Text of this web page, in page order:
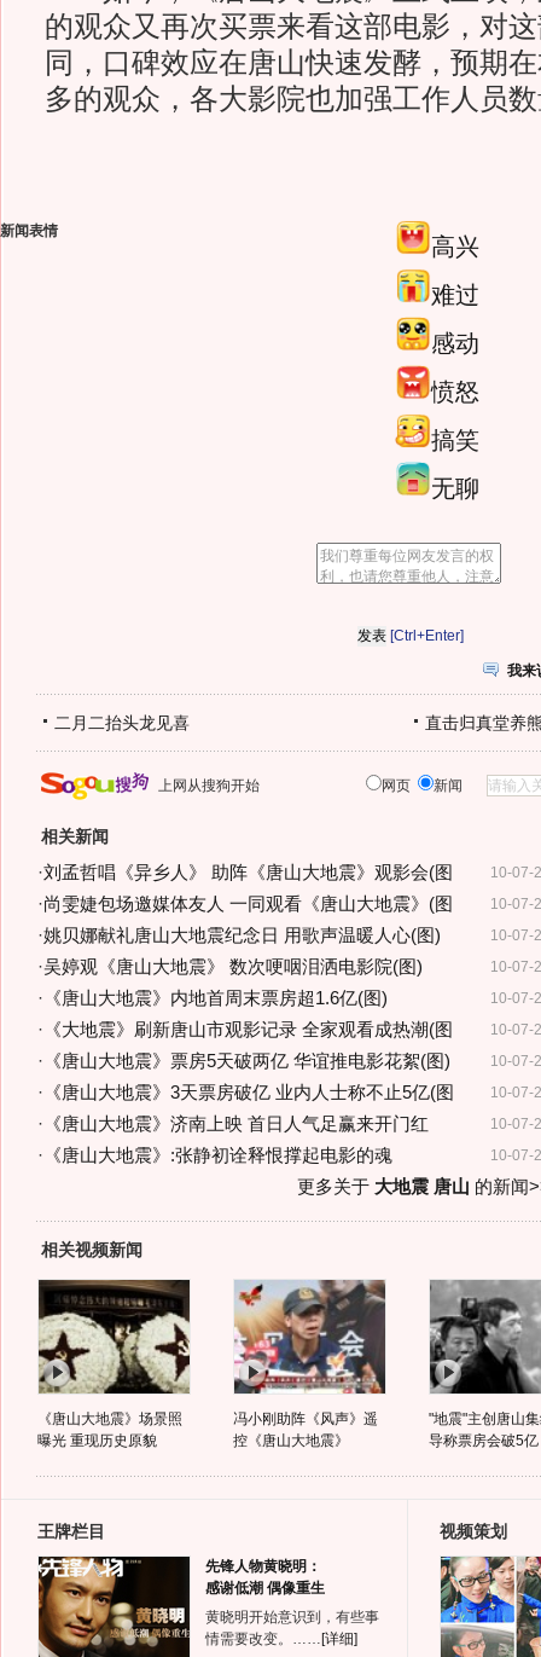
的观众又再次买票来看这部电影，对
同，口碑效应在唐山快速发酵，预期
多的观众，各大影院也加强工作人员
新闻表情
高兴
难过
感动
愤怒
搞笑
无聊
[Ctrl+Enter]
我来
二月二抬头龙见喜 直击归真堂养
上网从搜狗开始 网页 新闻
相关新闻
10-07-
·刘孟哲唱《异乡人》 助阵《唐山大地震》观影会(图
10-07-
·尚雯婕包场邀媒体友人 一同观看《唐山大地震》(图
10-07-
·姚贝娜献礼唐山大地震纪念日 用歌声温暖人心(图)
10-07-
·吴婷观《唐山大地震》 数次哽咽泪洒电影院(图)
10-07-
· 《唐山大地震》内地首周末票房超1.6亿(图)
10-07-
· 《大地震》刷新唐山市观影记录 全家观看成热潮(图
10-07-
· 《唐山大地震》票房5天破两亿 华谊推电影花絮(图)
10-07-
· 《唐山大地震》3天票房破亿 业内人士称不止5亿(图
10-07-
· 《唐山大地震》济南上映 首日人气足赢来开门红
10-07-
· 《唐山大地震》:张静初诠释恨撑起电影的魂
更多关于 大地震 唐山 的新闻
相关视频新闻
《唐山大地震》场景照
曝光 重现历史原貌
冯小刚助阵《风声》遥
控《唐山大地震》
"地震"主创唐山
导称票房会破5亿
王牌栏目
先锋人物黄晓明：
感谢低潮 偶像重生
黄晓明开始意识到，有些事
情需要改变。…… [详细]
视频策划